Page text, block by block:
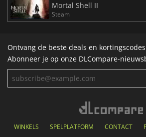
Mortal Shell II
Steam
Ontvang de beste deals en
Abonneer je op onze DLCompare-
WINKELS SPELPLATFORM CONTACT